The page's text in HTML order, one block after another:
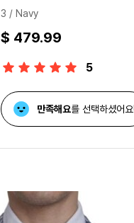
3 / Navy
$ 479.99
5
만족해요를 선택하셨어